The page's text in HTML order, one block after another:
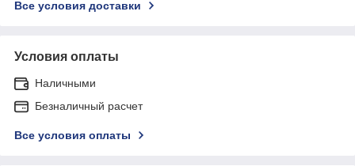
Все условия доставки
Условия оплаты
Наличными
Безналичный расчет
Все условия оплаты